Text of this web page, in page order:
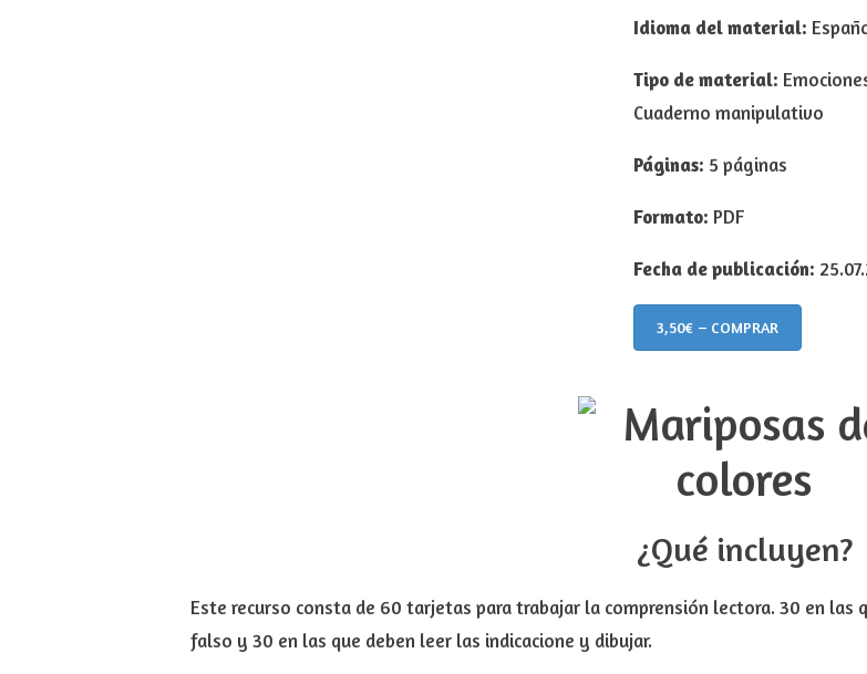
Idioma del material:
Tipo de material:
Cuaderno manipulativo
Páginas: 5 páginas
Formato: PDF
Fecha de publicación:
3,50€ – COMPRAR
¿Qué incluyen?
Este recurso consta de 60 tarjetas para trabajar la comprensión lectora. 30 en
falso y 30 en las que deben leer las indicacione y dibujar.